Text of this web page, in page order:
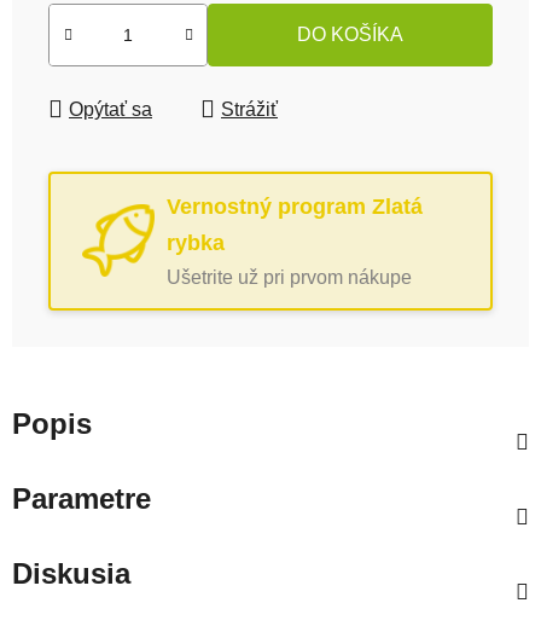
DO KOŠÍKA
Opýtať sa Strážiť
Vernostný program Zlatá
rybka
Ušetrite už pri prvom nákupe
Popis
Parametre
Diskusia